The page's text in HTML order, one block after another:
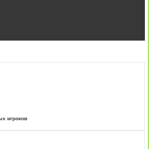
игроков